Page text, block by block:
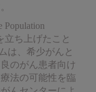
Population
立ち上げたこと
は、希少がんと
のがん患者向け
法の可能性を臨